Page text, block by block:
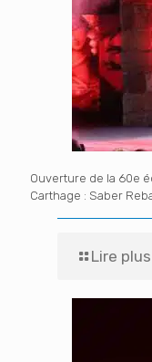
Ouverture de la 60e
Carthage : Saber
Lire plus